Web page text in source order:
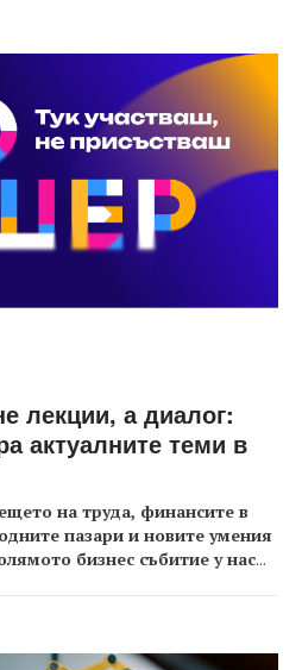
лекции, а диалог:
актуалните теми в
на труда, финансите в
пазари и новите умения
бизнес събитие у нас...